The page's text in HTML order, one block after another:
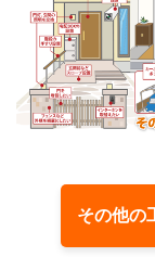
その他